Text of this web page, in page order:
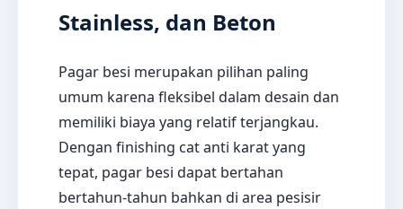
Stainless, dan Beton
Pagar besi merupakan pilihan paling
umum karena fleksibel dalam desain dan
memiliki biaya yang relatif terjangkau.
Dengan finishing cat anti karat yang
tepat, pagar besi dapat bertahan
bertahun-tahun bahkan di area pesisir